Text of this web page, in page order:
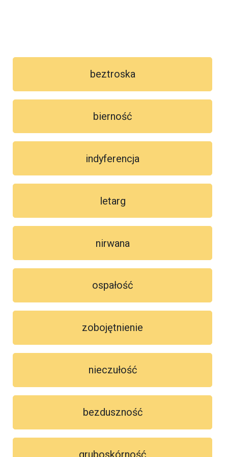
beztroska
bierność
indyferencja
letarg
nirwana
ospałość
zobojętnienie
nieczułość
bezduszność
gruboskórność